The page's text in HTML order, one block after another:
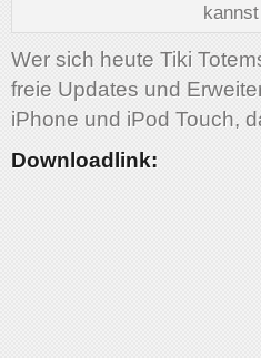
Wer sich heute Tiki
freie Updates und
iPhone und iPod Touch,
Downloadlink: